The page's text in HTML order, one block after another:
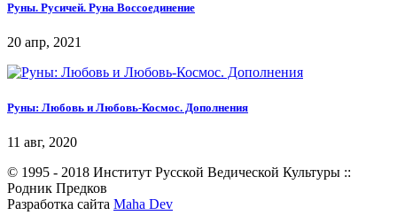
Руны. Русичей. Руна Воссоединение
20 апр, 2021
Руны: Любовь и Любовь-Космос. Дополнения
11 авг, 2020
© 1995 - 2018 Институт Русской Ведической Культуры ::
Родник Предков
Разработка сайта Maha Dev